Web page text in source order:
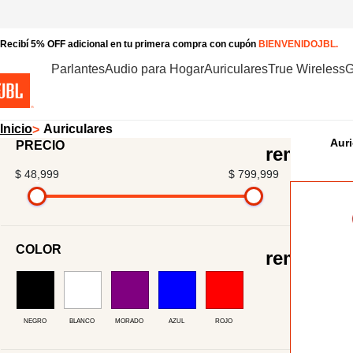
Recibí 5% OFF adicional en tu primera compra con cupón BIENVENIDOJBL.
ParlantesAudio para HogarAuricularesTrue Wireless
Inicio
Auriculares
PRECIO
Precio
$ 48,999 $ 799,999
COLOR
NEGRO BLANCO MORADO AZUL ROJO